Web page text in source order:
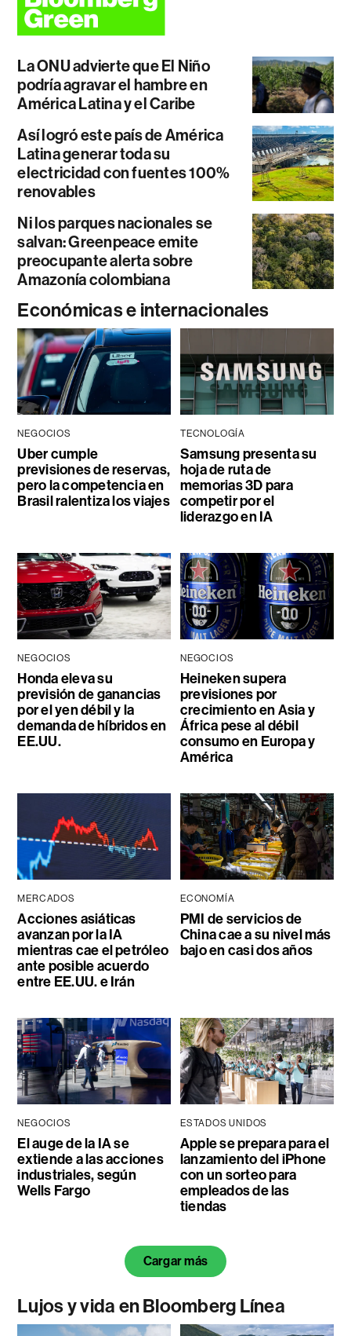
La ONU advierte que El Niño
podría agravar el hambre en
América Latina y el Caribe
Así logró este país de América
Latina generar toda su
electricidad con fuentes 100%
renovables
Ni los parques nacionales se
salvan: Greenpeace emite
preocupante alerta sobre
Amazonía colombiana
Económicas e internacionales
NEGOCIOS
Uber cumple
previsiones de reservas,
pero la competencia en
Brasil ralentiza los viajes
TECNOLOGÍA
Samsung presenta su
hoja de ruta de
memorias 3D para
competir por el
liderazgo en IA
NEGOCIOS
Honda eleva su
previsión de ganancias
por el yen débil y la
demanda de híbridos en
EE.UU.
NEGOCIOS
Heineken supera
previsiones por
crecimiento en Asia y
África pese al débil
consumo en Europa y
América
MERCADOS
Acciones asiáticas
avanzan por la IA
mientras cae el petróleo
ante posible acuerdo
entre EE.UU. e Irán
ECONOMÍA
PMI de servicios de
China cae a su nivel más
bajo en casi dos años
NEGOCIOS
El auge de la IA se
extiende a las acciones
industriales, según
Wells Fargo
ESTADOS UNIDOS
Apple se prepara para el
lanzamiento del iPhone
con un sorteo para
empleados de las
tiendas
Cargar más
Lujos y vida en Bloomberg Línea